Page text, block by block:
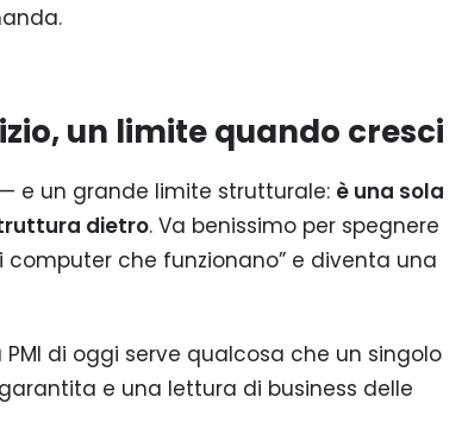
un limite quando cresci
e un grande limite strutturale: è una sola
dietro. Va benissimo per spegnere
che funzionano” e diventa una
di oggi serve qualcosa che un singolo
e una lettura di business delle